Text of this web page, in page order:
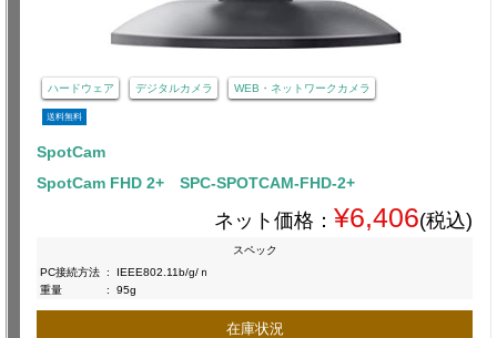
ハードウェア デジタルカメラ WEB・ネットワークカメラ
送料無料
SpotCam
SpotCam FHD 2+ SPC-SPOTCAM-FHD-2+
ネット価格： ¥6,406(税込)
スペック
PC接続方法 :
IEEE802.11b/g/ｎ
重量
: 95g
在庫状況